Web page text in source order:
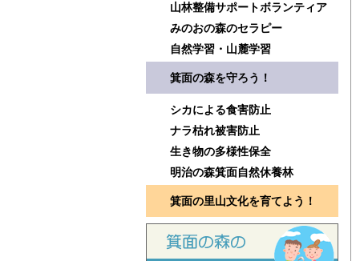
山林整備サポートボランティア
みのおの森のセラピー
自然学習・山麓学習
箕面の森を守ろう！
シカによる食害防止
ナラ枯れ被害防止
生き物の多様性保全
明治の森箕面自然休養林
箕面の里山文化を育てよう！